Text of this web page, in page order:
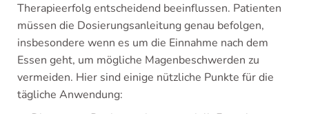
Therapieerfolg entscheidend beeinflussen. Patienten
müssen die Dosierungsanleitung genau befolgen,
insbesondere wenn es um die Einnahme nach dem
Essen geht, um mögliche Magenbeschwerden zu
vermeiden. Hier sind einige nützliche Punkte für die
tägliche Anwendung: